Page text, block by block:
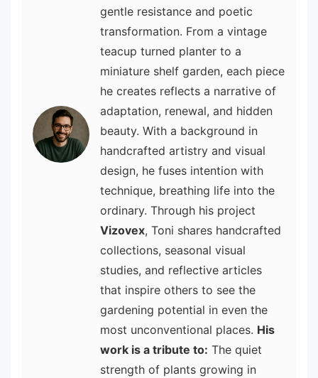
gentle resistance and poetic
transformation. From a vintage
teacup turned planter to a
miniature shelf garden, each piece
he creates reflects a narrative of
adaptation, renewal, and hidden
beauty. With a background in
handcrafted artistry and visual
design, he fuses intention with
technique, breathing life into the
ordinary. Through his project
Vizovex, Toni shares handcrafted
collections, seasonal visual
studies, and reflective articles
that inspire others to see the
gardening potential in even the
most unconventional places. His
work is a tribute to: The quiet
strength of plants growing in